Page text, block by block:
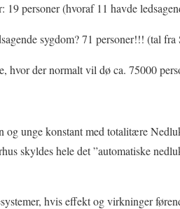
personer (hvoraf 11 havde
sygdom? 71 personer!!! (tal fra
hvor der normalt vil dø ca. 75000
og unge konstant med totalitære
skyldes hele det ”automatiske
hvis effekt og virkninger